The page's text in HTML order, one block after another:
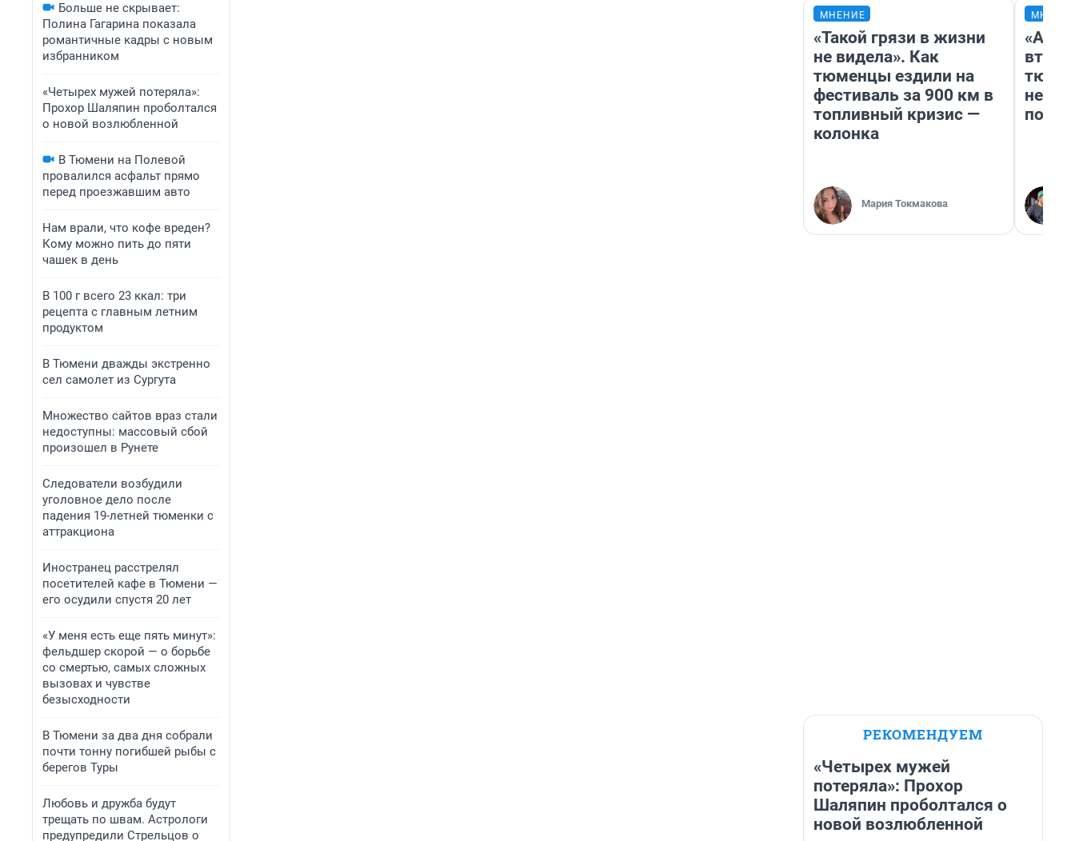
Больше не скрывает:
Полина Гагарина показала
романтичные кадры с новым
избранником
«Четырех мужей потеряла»:
Прохор Шаляпин проболтался
о новой возлюбленной
В Тюмени на Полевой
провалился асфальт прямо
перед проезжавшим авто
Нам врали, что кофе вреден?
Кому можно пить до пяти
чашек в день
В 100 г всего 23 ккал: три
рецепта с главным летним
продуктом
В Тюмени дважды экстренно
сел самолет из Сургута
Множество сайтов враз стали
недоступны: массовый сбой
произошел в Рунете
Следователи возбудили
уголовное дело после
падения 19-летней тюменки с
аттракциона
Иностранец расстрелял
посетителей кафе в Тюмени —
его осудили спустя 20 лет
«У меня есть еще пять минут»:
фельдшер скорой — о борьбе
со смертью, самых сложных
вызовах и чувстве
безысходности
В Тюмени за два дня собрали
почти тонну погибшей рыбы с
берегов Туры
Любовь и дружба будут
трещать по швам. Астрологи
предупредили Стрельцов о
МНЕНИЕ
«Такой грязи в жизни
не видела». Как
тюменцы ездили на
фестиваль за 900 км в
топливный кризис —
колонка
Мария Токмакова
РЕКОМЕНДУЕМ
«Четырех мужей
потеряла»: Прохор
Шаляпин проболтался о
новой возлюбленной